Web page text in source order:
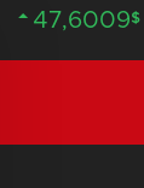
47,6009$